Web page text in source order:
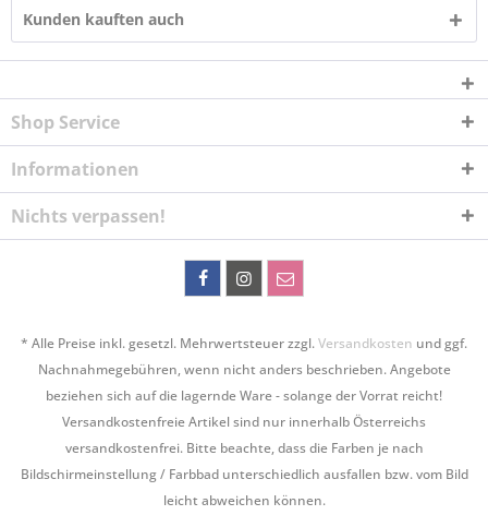
Kunden kauften auch
Shop Service
Informationen
Nichts verpassen!
* Alle Preise inkl. gesetzl. Mehrwertsteuer zzgl.Versandkosten und ggf.
Nachnahmegebühren, wenn nicht anders beschrieben. Angebote
beziehen sich auf die lagernde Ware - solange der Vorrat reicht!
Versandkostenfreie Artikel sind nur innerhalb Österreichs
versandkostenfrei. Bitte beachte, dass die Farben je nach
Bildschirmeinstellung / Farbbad unterschiedlich ausfallen bzw. vom Bild
leicht abweichen können.